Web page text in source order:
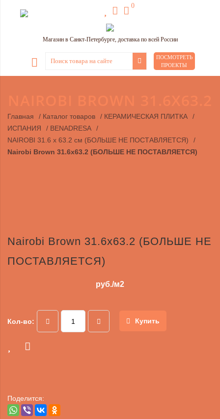
0
Магазин в Санкт-Петербурге, доставка по всей России
ПОСМОТРЕТЬ
ПРОЕКТЫ
Главная / Каталог товаров / КЕРАМИЧЕСКАЯ ПЛИТКА
/
ИСПАНИЯ
/ BENADRESA
/
NAIROBI 31.6 х 63.2 см (БОЛЬШЕ НЕ ПОСТАВЛЯЕТСЯ)
/
Nairobi Brown 31.6х63.2 (БОЛЬШЕ НЕ ПОСТАВЛЯЕТСЯ)
Nairobi Brown 31.6х63.2 (БОЛЬШЕ НЕ
ПОСТАВЛЯЕТСЯ)
руб./м2
Кол-во: Купить
Поделится: